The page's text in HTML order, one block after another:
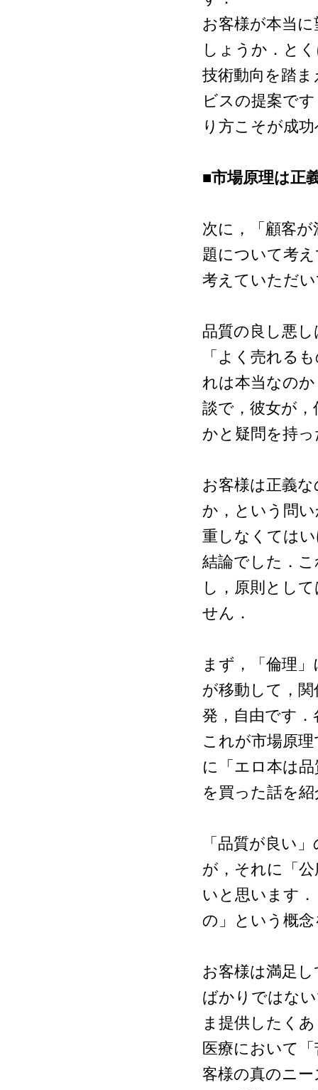
お客様が本当
しょうか．と
技術動向を踏
ビスの提案で
り方こそが成
■市場原理は正
次に，「顧客
題について考
考えていただ
品質の良し悪
「よく売れる
れは本当なの
談で，彼女が
かと疑問を持
お客様は正義
か，という問
重しなくては
結論でした．
し，原則とし
せん．
まず，「倫理
が移動して，
発，自由です
これが市場原
に「エロ本は
を買った話を
「品質が良い
が，それに「
いと思います
の」という概
お客様は満足
ばかりではな
ま提供したく
医療において
客様の真のニ